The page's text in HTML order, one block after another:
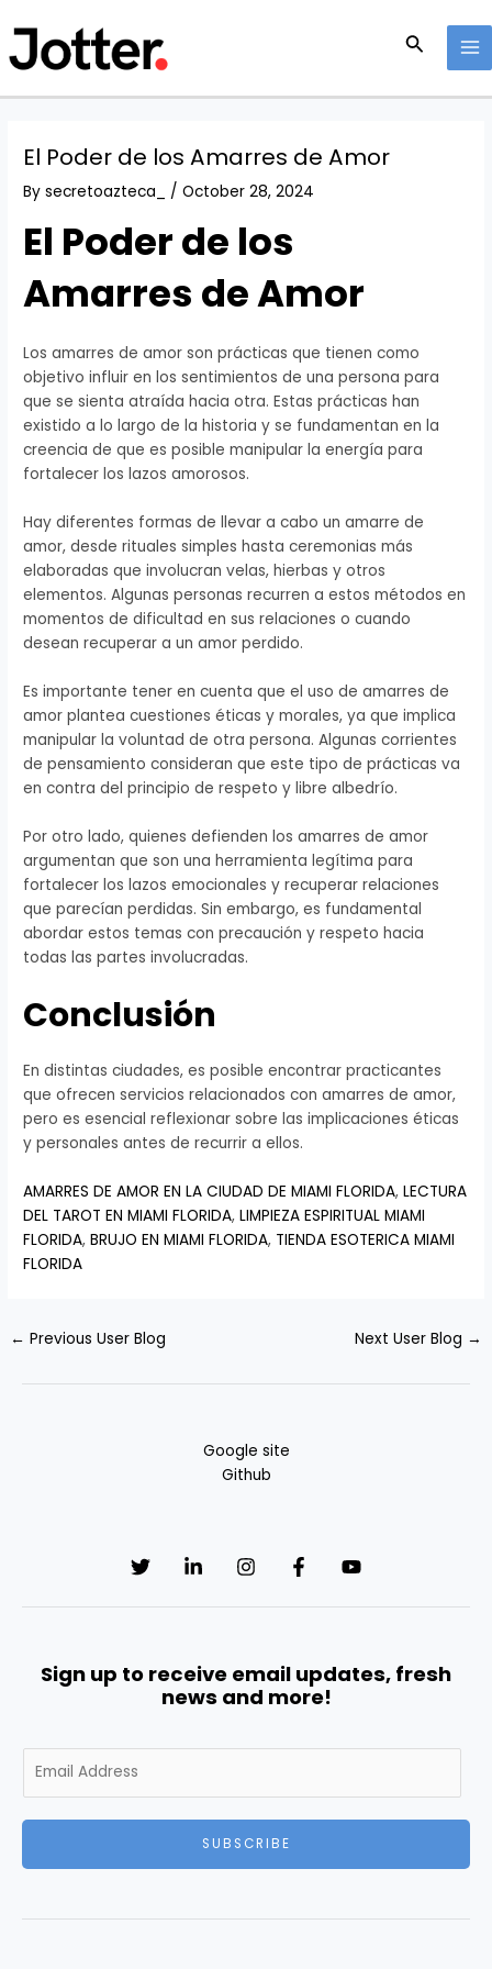
to
content
Search
El Poder de los Amarres de Amor
Bysecretoazteca_ /October 28, 2024
El Poder de los
Amarres de Amor
Los amarres de amor son prácticas que tienen como
objetivo influir en los sentimientos de una persona para
que se sienta atraída hacia otra. Estas prácticas han
existido a lo largo de la historia y se fundamentan en la
creencia de que es posible manipular la energía para
fortalecer los lazos amorosos.
Hay diferentes formas de llevar a cabo un amarre de
amor, desde rituales simples hasta ceremonias más
elaboradas que involucran velas, hierbas y otros
elementos. Algunas personas recurren a estos métodos en
momentos de dificultad en sus relaciones o cuando
desean recuperar a un amor perdido.
Es importante tener en cuenta que el uso de amarres de
amor plantea cuestiones éticas y morales, ya que implica
manipular la voluntad de otra persona. Algunas corrientes
de pensamiento consideran que este tipo de prácticas va
en contra del principio de respeto y libre albedrío.
Por otro lado, quienes defienden los amarres de amor
argumentan que son una herramienta legítima para
fortalecer los lazos emocionales y recuperar relaciones
que parecían perdidas. Sin embargo, es fundamental
abordar estos temas con precaución y respeto hacia
todas las partes involucradas.
Conclusión
En distintas ciudades, es posible encontrar practicantes
que ofrecen servicios relacionados con amarres de amor,
pero es esencial reflexionar sobre las implicaciones éticas
y personales antes de recurrir a ellos.
AMARRES DE AMOR EN LA CIUDAD DE MIAMI FLORIDA,LECTURA
DEL TAROT EN MIAMI FLORIDA,LIMPIEZA ESPIRITUAL MIAMI
FLORIDA,BRUJO EN MIAMI FLORIDA, TIENDA ESOTERICA MIAMI
FLORIDA
navigation
← Previous User Blog Next User Blog →
Google site
Github
Sign up to receive email updates, fresh
news and more!
m
i
SUBSCRIBE